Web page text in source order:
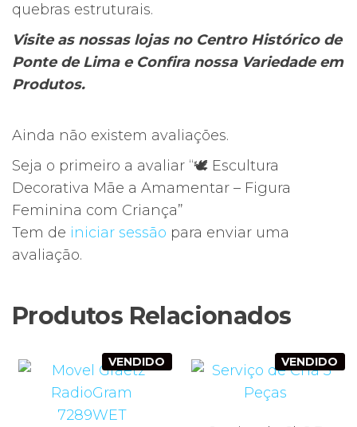
quebras estruturais.
Visite as nossas lojas no Centro Histórico de
Ponte de Lima e Confira nossa Variedade em
Produtos.
Ainda não existem avaliações.
Seja o primeiro a avaliar “🕊️ Escultura
Decorativa Mãe a Amamentar – Figura
Feminina com Criança”
Tem de iniciar sessão para enviar uma
avaliação.
Produtos Relacionados
VENDIDO VENDIDO